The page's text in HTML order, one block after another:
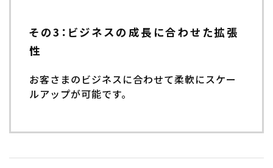
その3：ビジネスの成長に合わせた拡張
性
お客さまのビジネスに合わせて柔軟にスケー
ルアップが可能です。